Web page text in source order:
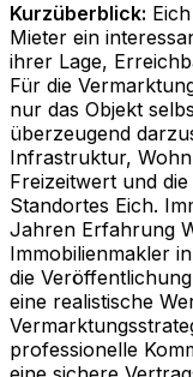
Kurzüberblick:
Mieter ein
ihrer Lage,
Für die
nur das Objekt
überzeugend
Infrastruktur,
Freizeitwert und
Standortes Eich.
Jahren Erfahrung
Immobilienmakler
die
eine realistische
professionelle